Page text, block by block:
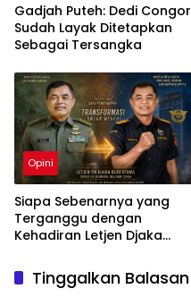
Gadjah Puteh: Dedi Congor
Sudah Layak Ditetapkan
Sebagai Tersangka
Opini
Siapa Sebenarnya yang
Terganggu dengan
Kehadiran Letjen Djaka
sebagai Dirjen Bea Cukai?
Tinggalkan Balasan